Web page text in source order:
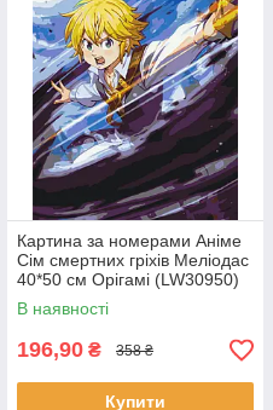
Картина за номерами Аніме
Сім смертних гріхів Меліодас
40*50 см Орігамі (LW30950)
В наявності
196,90 ₴ 358 ₴
Купити